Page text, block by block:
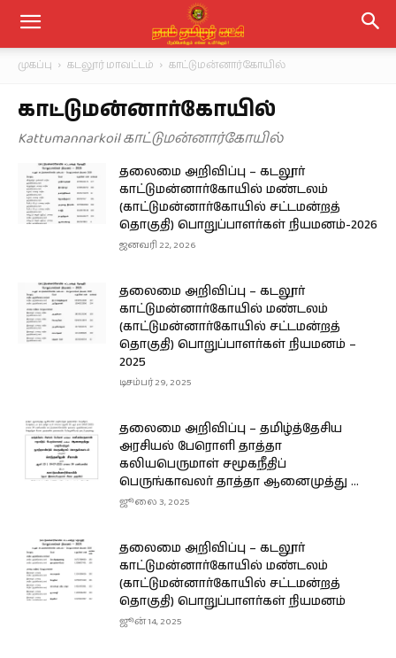
முகப்பு கடலூர் மாவட்டம் காட்டுமன்னார்கோயில்
காட்டுமன்னார்கோயில்
Kattumannarkoil காட்டுமன்னார்கோயில்
தலைமை அறிவிப்பு – கடலூர்
காட்டுமன்னார்கோயில் மண்டலம்
(காட்டுமன்னார்கோயில் சட்டமன்றத்
தொகுதி) பொறுப்பாளர்கள் நியமனம்-2026
ஜனவரி 22, 2026
தலைமை அறிவிப்பு – கடலூர்
காட்டுமன்னார்கோயில் மண்டலம்
(காட்டுமன்னார்கோயில் சட்டமன்றத்
தொகுதி) பொறுப்பாளர்கள் நியமனம் –
2025
டிசம்பர் 29, 2025
தலைமை அறிவிப்பு – தமிழ்த்தேசிய
அரசியல் பேரொளி தாத்தா
கலியபெருமாள் சமூகநீதிப்
பெருங்காவலர் தாத்தா ஆனைமுத்து ...
ஜூலை 3, 2025
தலைமை அறிவிப்பு – கடலூர்
காட்டுமன்னார்கோயில் மண்டலம்
(காட்டுமன்னார்கோயில் சட்டமன்றத்
தொகுதி) பொறுப்பாளர்கள் நியமனம்
ஜூன் 14, 2025